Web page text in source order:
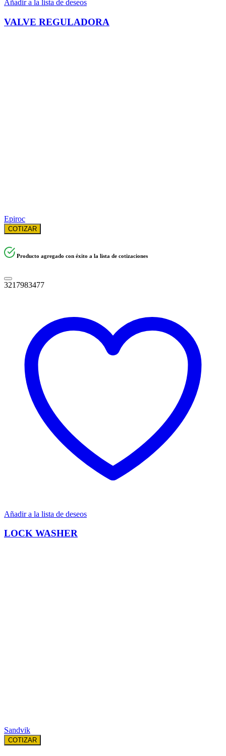
Añadir a la lista de deseos
VALVE REGULADORA
Epiroc
COTIZAR
Producto agregado con éxito a la lista de cotizaciones
3217983477
Añadir a la lista de deseos
LOCK WASHER
Sandvik
COTIZAR